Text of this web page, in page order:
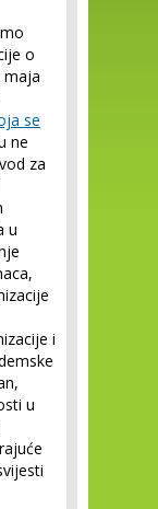
o
maja
se
ne
za
u
i
u